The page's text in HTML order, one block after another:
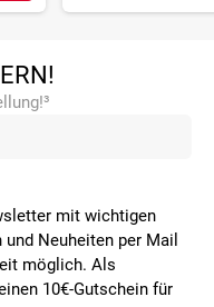
mit wichtigen
Neuheiten per Mail
möglich. Als
10€-Gutschein für